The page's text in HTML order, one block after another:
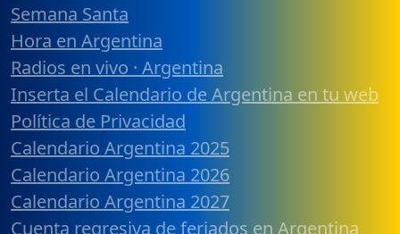
Semana Santa
Hora en Argentina
Radios en vivo · Argentina
Inserta el Calendario de Argentina en tu web
Política de Privacidad
Calendario Argentina 2025
Calendario Argentina 2026
Calendario Argentina 2027
Cuenta regresiva de feriados en Argentina